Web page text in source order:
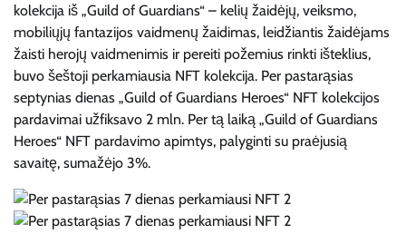
kolekcija iš „Guild of Guardians“ – kelių žaidėjų, veiksmo,
mobiliųjų fantazijos vaidmenų žaidimas, leidžiantis žaidėjams
žaisti herojų vaidmenimis ir pereiti požemius rinkti išteklius,
buvo šeštoji perkamiausia NFT kolekcija. Per pastarąsias
septynias dienas „Guild of Guardians Heroes“ NFT kolekcijos
pardavimai užfiksavo 2 mln. Per tą laiką „Guild of Guardians
Heroes“ NFT pardavimo apimtys, palyginti su praėjusią
savaitę, sumažėjo 3%.